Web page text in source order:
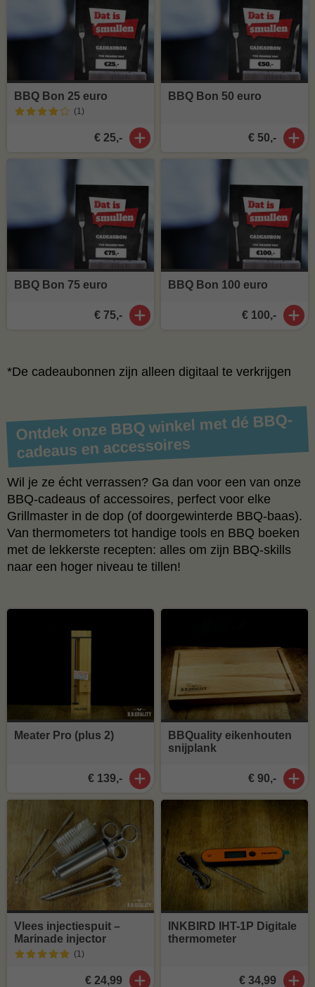
BBQ Bon 25 euro
(1 )
€ 25,-
BBQ Bon 50 euro
€ 50,-
BBQ Bon 75 euro
€ 75,-
BBQ Bon 100 euro
€ 100,-
​*De cadeaubonnen zijn alleen digitaal te verkrijgen
Ontdek onze BBQ winkel met dé BBQ-
cadeaus en accessoires
Wil je ze écht verrassen? Ga dan voor een van onze
BBQ-cadeaus of accessoires, perfect voor elke
Grillmaster in de dop (of doorgewinterde BBQ-baas).
Van thermometers tot handige tools en BBQ boeken
met de lekkerste recepten: alles om zijn BBQ-skills
naar een hoger niveau te tillen!​
Meater Pro (plus 2)
€ 139,-
BBQuality eikenhouten
snijplank
€ 90,-
Vlees injectiespuit –
Marinade injector
(1 )
€ 24,99
INKBIRD IHT-1P Digitale
thermometer
€ 34,99